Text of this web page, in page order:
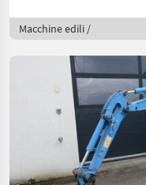
Macchine edili /